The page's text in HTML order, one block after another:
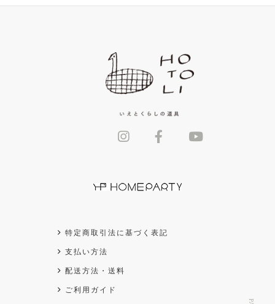
特定商取引法に基づく表記
支払い方法
配送方法・送料
ご利用ガイド